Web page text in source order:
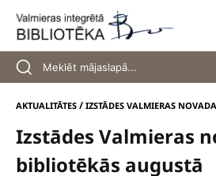
content
AKTUALITĀTES / IZSTĀDES VALMIERAS
Izstādes Valmieras
bibliotēkās augustā